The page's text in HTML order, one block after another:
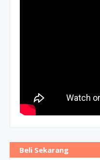
Beli Sekarang